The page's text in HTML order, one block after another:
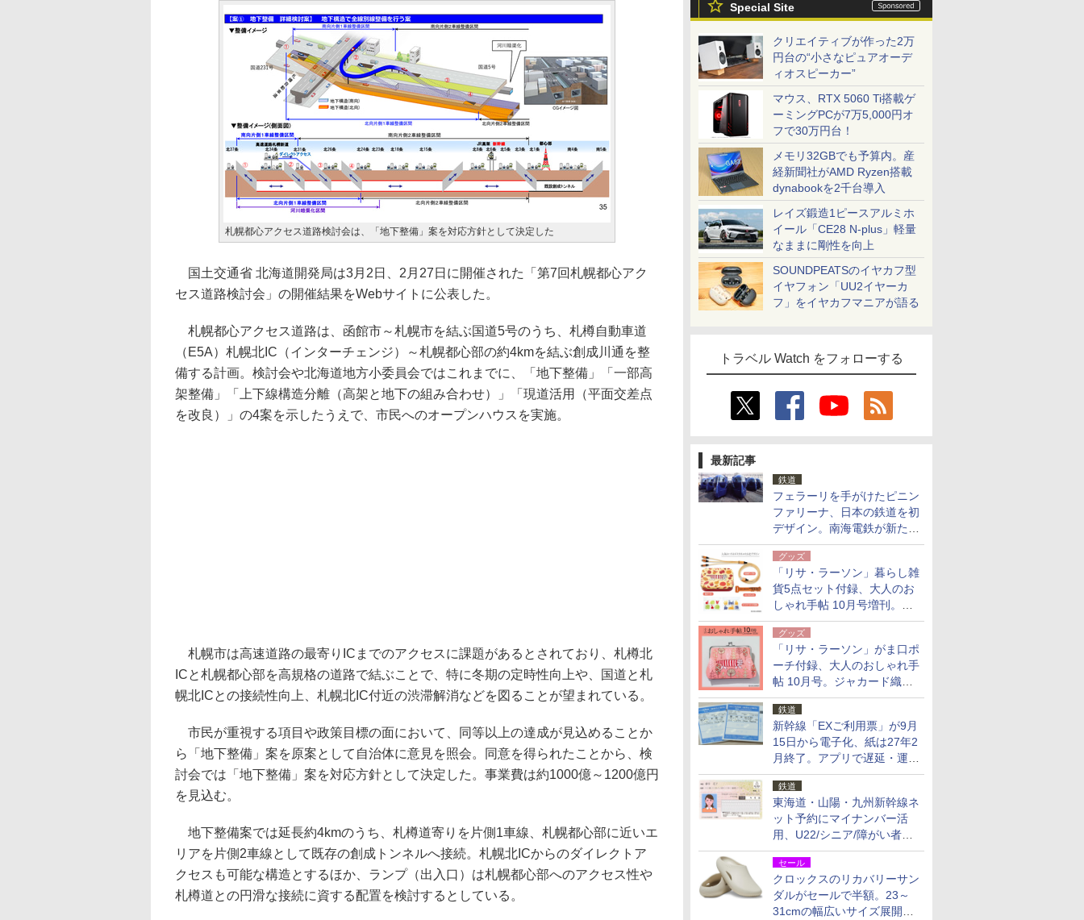
Special Site
クリエイティブが作った2万
円台の“小さなピュアオーデ
ィオスピーカー”
マウス、RTX 5060 Ti搭載ゲ
ーミングPCが7万5,000円オ
フで30万円台！
メモリ32GBでも予算内。産
経新聞社がAMD Ryzen搭載
dynabookを2千台導入
レイズ鍛造1ピースアルミホ
イール「CE28 N-plus」軽量
なままに剛性を向上
SOUNDPEATSのイヤカフ型
イヤフォン「UU2イヤーカ
フ」をイヤカフマニアが語る
トラベル Watch をフォローする
最新記事
鉄道
フェラーリを手がけたピニン
ファリーナ、日本の鉄道を初
デザイン。南海電鉄が新たな
「空港特急」をなにわ筋線へ
導入
グッズ
「リサ・ラーソン」暮らし雑
貨5点セット付録、大人のお
しゃれ手帖 10月号増刊。
USBケーブルや缶ケースなど
グッズ
「リサ・ラーソン」がま口ポ
ーチ付録、大人のおしゃれ手
帖 10月号。ジャカード織の
北欧猫デザイン
鉄道
新幹線「EXご利用票」が9月
15日から電子化、紙は27年2
月終了。アプリで遅延・運休
も確認可能に
鉄道
東海道・山陽・九州新幹線ネ
ット予約にマイナンバー活
用、U22/シニア/障がい者割
を9月15日から発売
セール
クロックスのリカバリーサン
ダルがセールで半額。23～
31cmの幅広いサイズ展開、
札幌都心アクセス道路検討会は、「地下整備」案を対応方針として決定した
国土交通省 北海道開発局は3月2日、2月27日に開催された「第7回札幌都心アク
セス道路検討会」の開催結果をWebサイトに公表した。
札幌都心アクセス道路は、函館市～札幌市を結ぶ国道5号のうち、札樽自動車道
（E5A）札幌北IC（インターチェンジ）～札幌都心部の約4kmを結ぶ創成川通を整
備する計画。検討会や北海道地方小委員会ではこれまでに、「地下整備」「一部高
架整備」「上下線構造分離（高架と地下の組み合わせ）」「現道活用（平面交差点
を改良）」の4案を示したうえで、市民へのオープンハウスを実施。
札幌市は高速道路の最寄りICまでのアクセスに課題があるとされており、札樽北
ICと札幌都心部を高規格の道路で結ぶことで、特に冬期の定時性向上や、国道と札
幌北ICとの接続性向上、札幌北IC付近の渋滞解消などを図ることが望まれている。
市民が重視する項目や政策目標の面において、同等以上の達成が見込めることか
ら「地下整備」案を原案として自治体に意見を照会。同意を得られたことから、検
討会では「地下整備」案を対応方針として決定した。事業費は約1000億～1200億円
を見込む。
地下整備案では延長約4kmのうち、札樽道寄りを片側1車線、札幌都心部に近いエ
リアを片側2車線として既存の創成トンネルへ接続。札幌北ICからのダイレクトア
クセスも可能な構造とするほか、ランプ（出入口）は札幌都心部へのアクセス性や
札樽道との円滑な接続に資する配置を検討するとしている。